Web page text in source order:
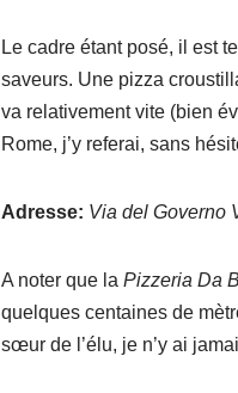
Le cadre étant posé, il est
saveurs. Une pizza
va relativement vite (bien
Rome, j’y referai, sans
Adresse: Via del Governo
A noter que la Pizzeria Da
quelques centaines de
sœur de l’élu, je n’y ai